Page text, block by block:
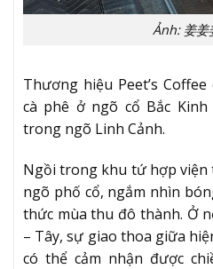
Ảnh: 姜姜
Thương hiệu Peet’s
cà phê ở ngõ cổ Bắc
trong ngõ Linh Cảnh.
Ngồi trong khu tứ hợp
ngõ phố cổ, ngắm nhìn
thức mùa thu đô thành. Ở
– Tây, sự giao thoa giữa
có thể cảm nhận được